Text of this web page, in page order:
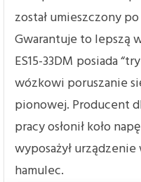
został umieszczony
Gwarantuje to lepszą
ES15-33DM posiada
wózkowi poruszanie
pionowej. Producent
pracy osłonił koło
wyposażył
hamulec.